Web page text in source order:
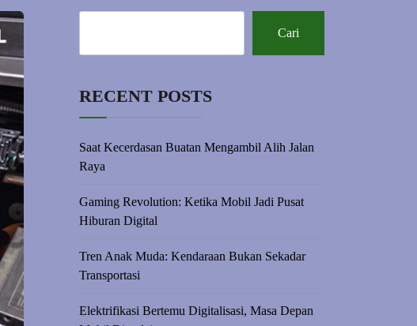
Cari
RECENT POSTS
Saat Kecerdasan Buatan Mengambil Alih Jalan
Raya
Gaming Revolution: Ketika Mobil Jadi Pusat
Hiburan Digital
Tren Anak Muda: Kendaraan Bukan Sekadar
Transportasi
Elektrifikasi Bertemu Digitalisasi, Masa Depan